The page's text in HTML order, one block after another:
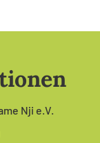
Nji e.V.